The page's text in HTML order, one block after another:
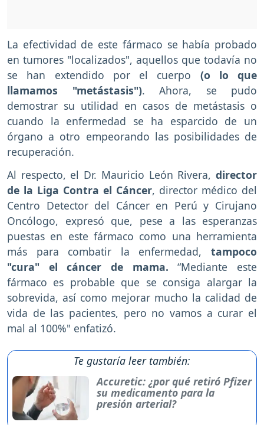
La efectividad de este fármaco se había probado
en tumores "localizados", aquellos que todavía no
se han extendido por el cuerpo (o lo que
llamamos "metástasis"). Ahora, se pudo
demostrar su utilidad en casos de metástasis o
cuando la enfermedad se ha esparcido de un
órgano a otro empeorando las posibilidades de
recuperación.
Al respecto, el Dr. Mauricio León Rivera, director
de la Liga Contra el Cáncer, director médico del
Centro Detector del Cáncer en Perú y Cirujano
Oncólogo, expresó que, pese a las esperanzas
puestas en este fármaco como una herramienta
más para combatir la enfermedad, tampoco
"cura" el cáncer de mama. “Mediante este
fármaco es probable que se consiga alargar la
sobrevida, así como mejorar mucho la calidad de
vida de las pacientes, pero no vamos a curar el
mal al 100%" enfatizó.
Te gustaría leer también:
Accuretic: ¿por qué retiró Pfizer
su medicamento para la
presión arterial?